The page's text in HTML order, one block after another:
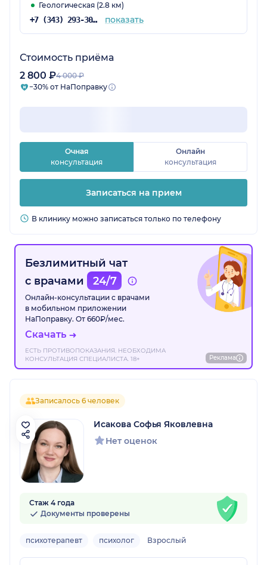
Геологическая (2.8 км)
+7 (343) 293-30-75 показать
Стоимость приёма
2 800 ₽4 000 ₽
−30% от НаПоправку
Очная
консультация
Онлайн
консультация
Записаться на прием
В клинику можно записаться только по телефону
Безлимитный чат
с врачами
24/7
Онлайн-консультации с врачами
в мобильном приложении
НаПоправку. От 660₽/мес.
Скачать
ЕСТЬ ПРОТИВОПОКАЗАНИЯ. НЕОБХОДИМА
КОНСУЛЬТАЦИЯ СПЕЦИАЛИСТА. 18+
Реклама
Записалось 6 человек
Исакова Софья Яковлевна
Нет оценок
Стаж 4 года
Документы проверены
психотерапевт психолог Взрослый